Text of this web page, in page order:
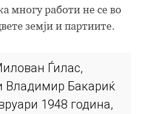
многу работи не се во
земји и партиите.
Ѓилас,
Владимир Бакариќ
1948 година,